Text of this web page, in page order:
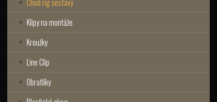
Chod rig sestavy
Klipy na montáže
Kroužky
Line Clip
Obratlíky